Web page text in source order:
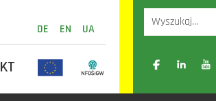
DE EN UA
A- A A+